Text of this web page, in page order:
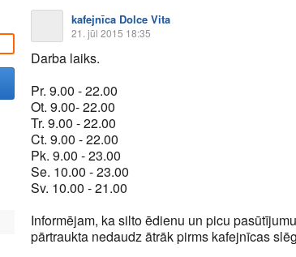
kafejnīca Dolce Vita
21. jūl 2015 18:35
Darba laiks.
Pr. 9.00 - 22.00
Ot. 9.00- 22.00
Tr. 9.00 - 22.00
Ct. 9.00 - 22.00
Pk. 9.00 - 23.00
Se. 10.00 - 23.00
Sv. 10.00 - 21.00
Informējam, ka silto ēdienu un picu
pārtraukta nedaudz ātrāk pirms kafejnīcas